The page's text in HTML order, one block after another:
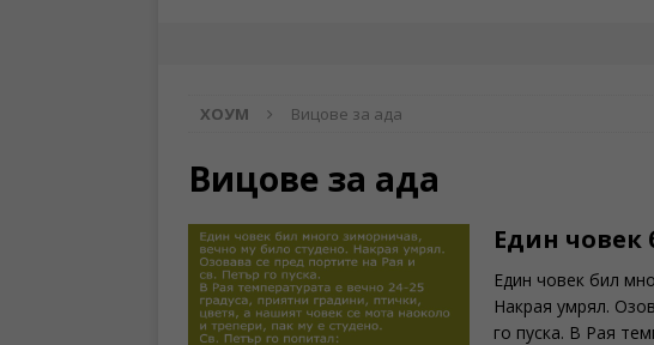
ХОУМ Вицове за ада
Вицове за ада
Един
Един човек бил
Накрая умрял.
го пуска. В Рая